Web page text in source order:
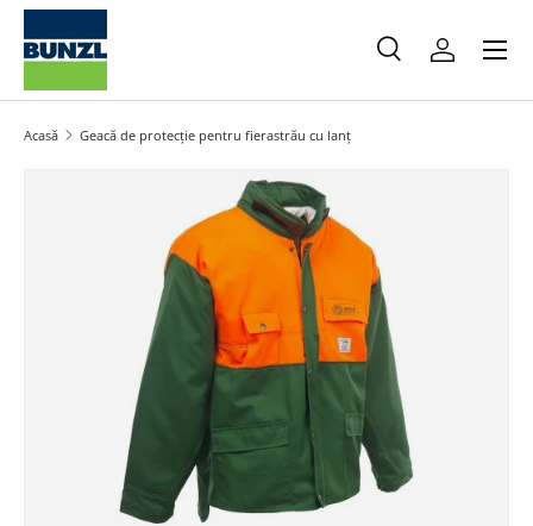
Salt la conținut
Caută
Caută
Meniu
Acasă Geacă de protecție pentru fierastrău cu lanț
Salt la informațiile produsului